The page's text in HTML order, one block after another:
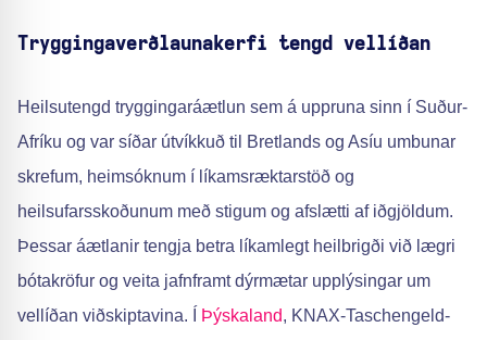
Tryggingaverðlaunakerfi tengd vellíðan
Heilsutengd tryggingaráætlun sem á uppruna sinn í Suður-
Afríku og var síðar útvíkkuð til Bretlands og Asíu umbunar
skrefum, heimsóknum í líkamsræktarstöð og
heilsufarsskoðunum með stigum og afslætti af iðgjöldum.
Þessar áætlanir tengja betra líkamlegt heilbrigði við lægri
bótakröfur og veita jafnframt dýrmætar upplýsingar um
vellíðan viðskiptavina. Í
Þýskaland, KNAX-Taschengeld-